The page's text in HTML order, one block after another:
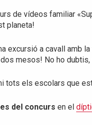
de vídeos familiar
planeta!
excursió a cavall amb
dos mesos! No ho
tots els escolars que
del concurs en el